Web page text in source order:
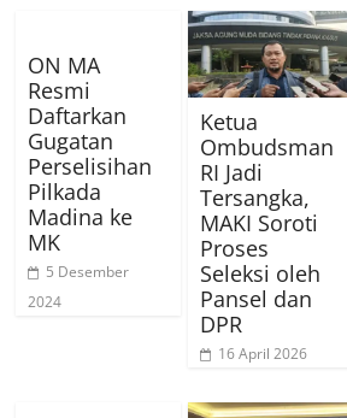
ON MA
Resmi
Daftarkan
Gugatan
Perselisihan
Pilkada
Madina ke
MK
5 Desember
2024
Ketua
Ombudsman
RI Jadi
Tersangka,
MAKI Soroti
Proses
Seleksi oleh
Pansel dan
DPR
16 April 2026